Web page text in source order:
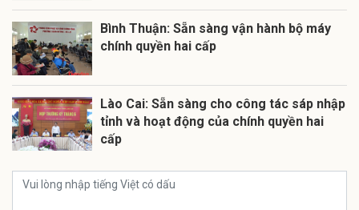
Bình Thuận: Sẵn sàng vận hành bộ máy
chính quyền hai cấp
Lào Cai: Sẵn sàng cho công tác sáp nhập
tỉnh và hoạt động của chính quyền hai
cấp